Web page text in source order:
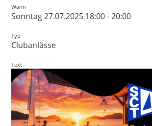
Wann
Sonntag 27.07.2025 18:00 - 20:00
Typ
Clubanlässe
Text